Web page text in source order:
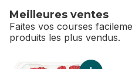
Meilleures ventes
Faites vos courses
produits les plus vendus.
sauter Meilleures ventes